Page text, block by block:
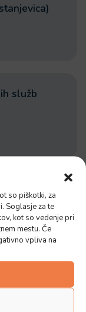
so piškotki, za
Soglasje za te
kot so vedenje pri
mestu. Če
vpliva na
služb
služb